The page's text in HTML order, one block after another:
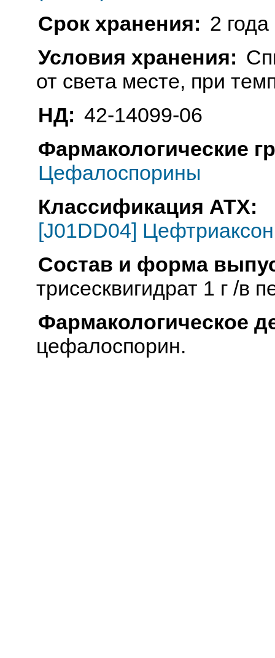
Срок хранения: 2 года
Условия хранения:
от света месте, при
НД: 42-14099-06
Фармакологические
Цефалоспорины
Классификация АТХ:
[J01DD04] Цефтриаксон
Состав и форма
трисесквигидрат 1 г /в
Фармакологическое
цефалоспорин.